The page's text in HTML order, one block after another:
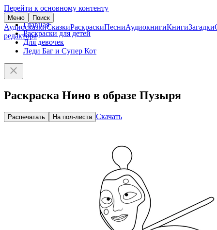
Перейти к основному контенту
Меню Поиск
АудиосказкиСказкиРаскраскиПесниАудиокнигиКнигиЗагадки
редактора
Главная
Раскраски для детей
Для девочек
Леди Баг и Супер Кот
Раскраска Нино в образе Пузыря
Распечатать На пол-листа Скачать